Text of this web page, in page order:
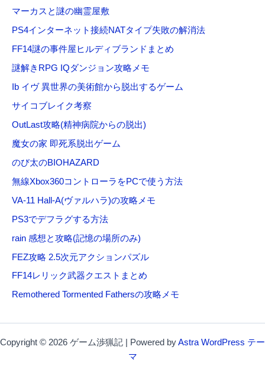
マーカスと謎の幽霊屋敷
PS4インターネット接続NATタイプ失敗の解消法
FF14謎の事件屋ヒルディブランドまとめ
謎解きRPG IQダンジョン攻略メモ
Ib イヴ 異世界の美術館から脱出するゲーム
サイコブレイク考察
OutLast攻略(精神病院からの脱出)
魔女の家 即死系脱出ゲーム
のび太のBIOHAZARD
無線Xbox360コントローラをPCで使う方法
VA-11 Hall-A(ヴァルハラ)の攻略メモ
PS3でデフラグする方法
rain 感想と攻略(記憶の場所のみ)
FEZ攻略 2.5次元アクションパズル
FF14レリック武器クエストまとめ
Remothered Tormented Fathersの攻略メモ
Copyright © 2026 ゲーム渉猟記 | Powered byAstra WordPress テー
マ